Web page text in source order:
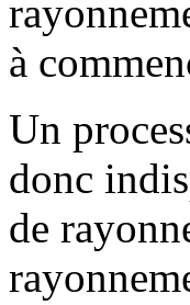
à
Un
donc
de